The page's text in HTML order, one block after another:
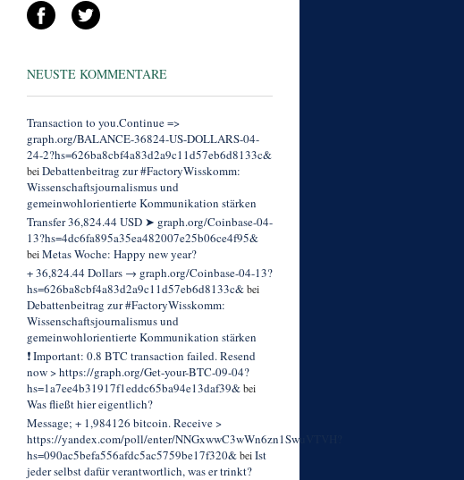
NEUSTE KOMMENTARE
Transaction to you.Continue =>
graph.org/BALANCE-36824-US-DOLLARS-04-
24-2?hs=626ba8cbf4a83d2a9c11d57eb6d8133c&
beiDebattenbeitrag zur #FactoryWisskomm:
Wissenschaftsjournalismus und
gemeinwohlorientierte Kommunikation stärken
Transfer 36,824.44 USD ➤ graph.org/Coinbase-04-
13?hs=4dc6fa895a35ea482007e25b06ce4f95&
beiMetas Woche: Happy new year?
+ 36,824.44 Dollars → graph.org/Coinbase-04-13?
hs=626ba8cbf4a83d2a9c11d57eb6d8133c&bei
Debattenbeitrag zur #FactoryWisskomm:
Wissenschaftsjournalismus und
gemeinwohlorientierte Kommunikation stärken
❗ Important: 0.8 BTC transaction failed. Resend
now > https://graph.org/Get-your-BTC-09-04?
hs=1a7ee4b31917f1eddc65ba94e13daf39&bei
Was fließt hier eigentlich?
Message; + 1,984126 bitcoin. Receive >
https://yandex.com/poll/enter/NNGxwwC3wWn6zn1SwuVTVH?
hs=090ac5befa556afdc5ac5759be17f320&beiIst
jeder selbst dafür verantwortlich, was er trinkt?